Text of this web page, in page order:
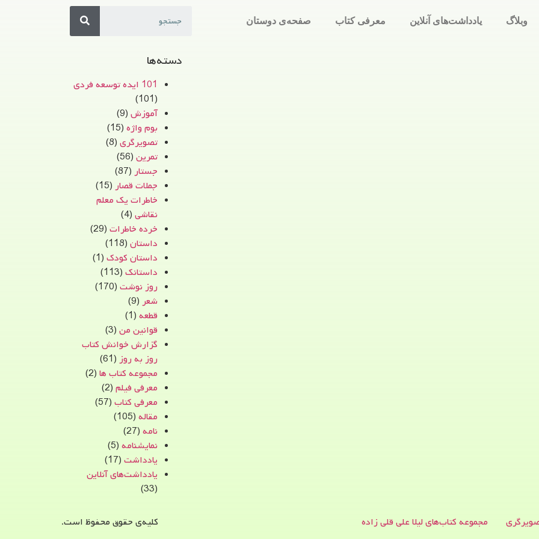
وبلاگ یادداشت‌های آنلاین معرفی کتاب صفحه‌ی دوستان
دسته‌ها
101 ایده توسعه فردی
(101)
آموزش(9)
بوم واژه(15)
تصویرگری(8)
تمرین(56)
جستار(87)
جملات قصار(15)
خاطرات یک معلم
نقاشی(4)
خرده خاطرات(29)
داستان(118)
داستان کودک(1)
داستانک(113)
روز نوشت(170)
شعر(9)
قطعه(1)
قوانین من(3)
گزارش خوانش کتاب
روز به روز(61)
مجموعه کتاب ها(2)
معرفی فیلم(2)
معرفی کتاب(57)
مقاله(105)
نامه(27)
نمایشنامه(5)
یادداشت(17)
یادداشت‌های آنلاین
(33)
مجموعه کتاب‌های لیلا علی قلی زاده کلیه‌ی حقوق محفوظ است.